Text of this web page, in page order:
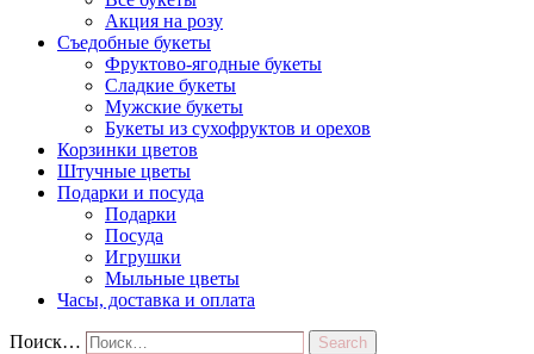
Акция на розу
Съедобные букеты
Фруктово-ягодные букеты
Сладкие букеты
Мужские букеты
Букеты из сухофруктов и орехов
Корзинки цветов
Штучные цветы
Подарки и посуда
Подарки
Посуда
Игрушки
Мыльные цветы
Часы, доставка и оплата
Поиск… Search